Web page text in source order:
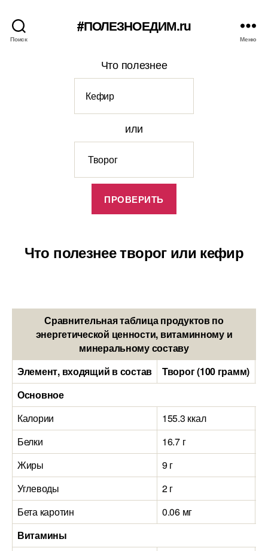
Поиск
#ПОЛЕЗНОЕДИМ.ru
Меню
Что полезнее
или
Что полезнее творог или кефир
Сравнительная таблица продуктов по
энергетической ценности, витаминному и
минеральному составу
Элемент, входящий в состав
Творог (100 грамм)
Основное
Калории
155.3 ккал
Белки
16.7 г
Жиры
9 г
Углеводы
2 г
Бета каротин
0.06 мг
Витамины